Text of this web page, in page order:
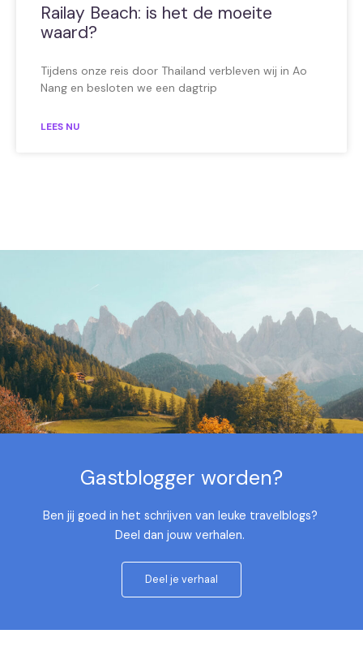
Railay Beach: is het de moeite
waard?
Tijdens onze reis door Thailand verbleven wij in Ao
Nang en besloten we een dagtrip
LEES NU
Gastblogger worden?
Ben jij goed in het schrijven van leuke travelblogs?
Deel dan jouw verhalen.
Deel je verhaal